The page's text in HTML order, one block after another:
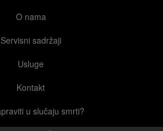
O nama
Servisni sadržaji
Usluge
Kontakt
u slučaju smrti?